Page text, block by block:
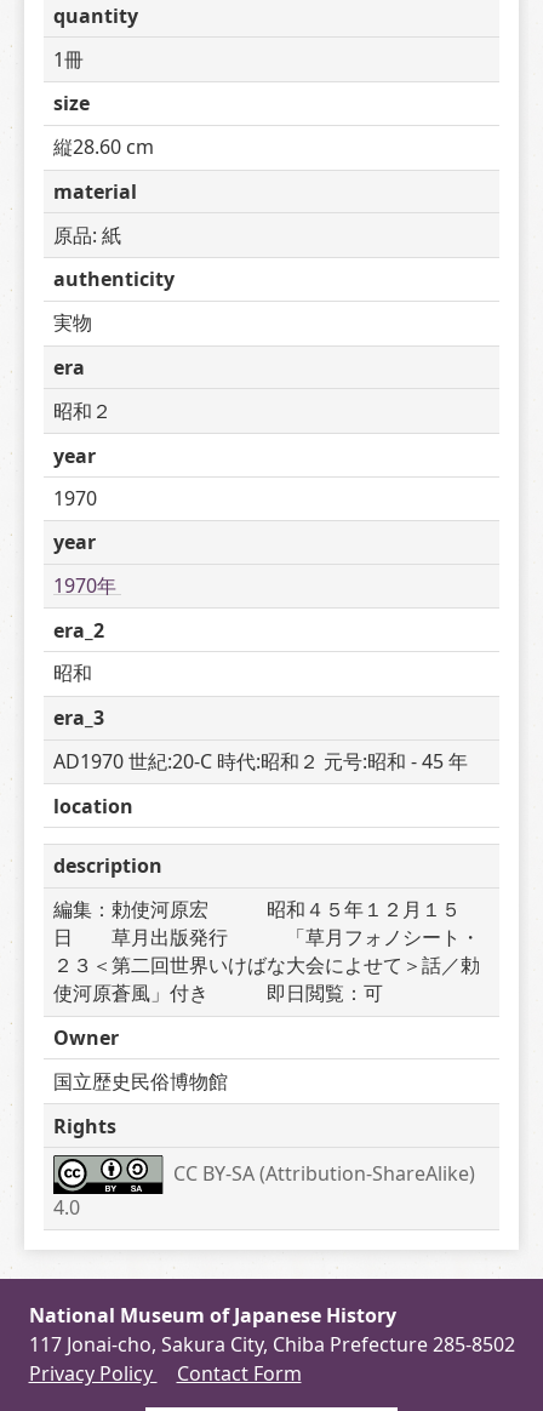
quantity
1冊
size
縦28.60 cm
material
原品: 紙
authenticity
実物
era
昭和２
year
1970
year
1970年
era_2
昭和
era_3
AD1970 世紀:20-C 時代:昭和２ 元号:昭和 - 45 年
location
description
編集：勅使河原宏　　　昭和４５年１２月１５
日　　草月出版発行　　　「草月フォノシート・
２３＜第二回世界いけばな大会によせて＞話／勅
使河原蒼風」付き　　　即日閲覧：可
Owner
国立歴史民俗博物館
Rights
CC BY-SA (Attribution-ShareAlike)
4.0
National Museum of Japanese History
117 Jonai-cho, Sakura City, Chiba Prefecture 285-8502
Privacy Policy
Contact Form